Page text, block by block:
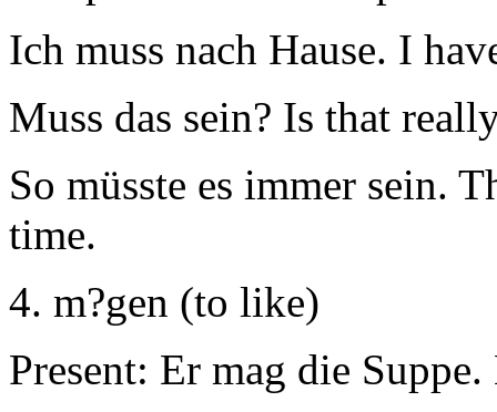
Ich muss nach Hause. I
Muss das sein? Is that
So müsste es immer sein.
time.
4. m?gen (to like)
Present: Er mag die